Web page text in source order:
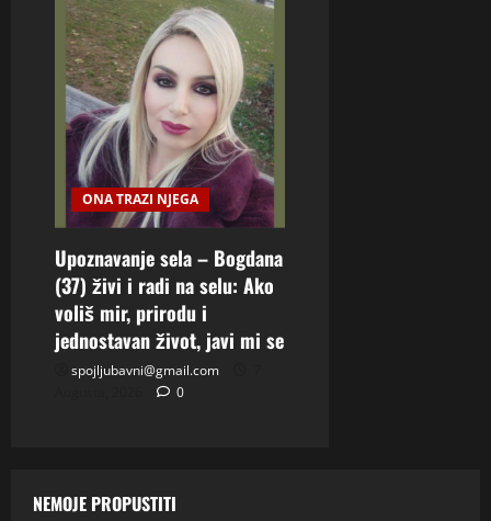
ONA TRAZI NJEGA
Upoznavanje sela – Bogdana
(37) živi i radi na selu: Ako
voliš mir, prirodu i
jednostavan život, javi mi se
spojljubavni@gmail.com
0
NEMOJE PROPUSTITI